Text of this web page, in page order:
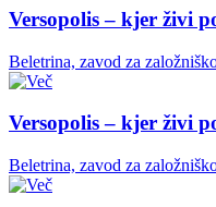
Versopolis – kjer živi
Beletrina, zavod za
Versopolis – kjer živi
Beletrina, zavod za